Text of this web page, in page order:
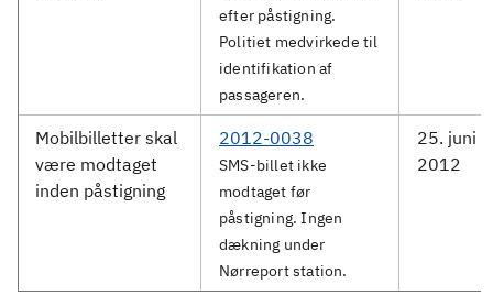
efter påstigning.
Politiet medvirkede til
identifikation af
passageren.
Mobilbilletter skal
være modtaget
inden påstigning
2012-0038
SMS-billet ikke
modtaget før
påstigning. Ingen
dækning under
Nørreport station.
25. juni
2012